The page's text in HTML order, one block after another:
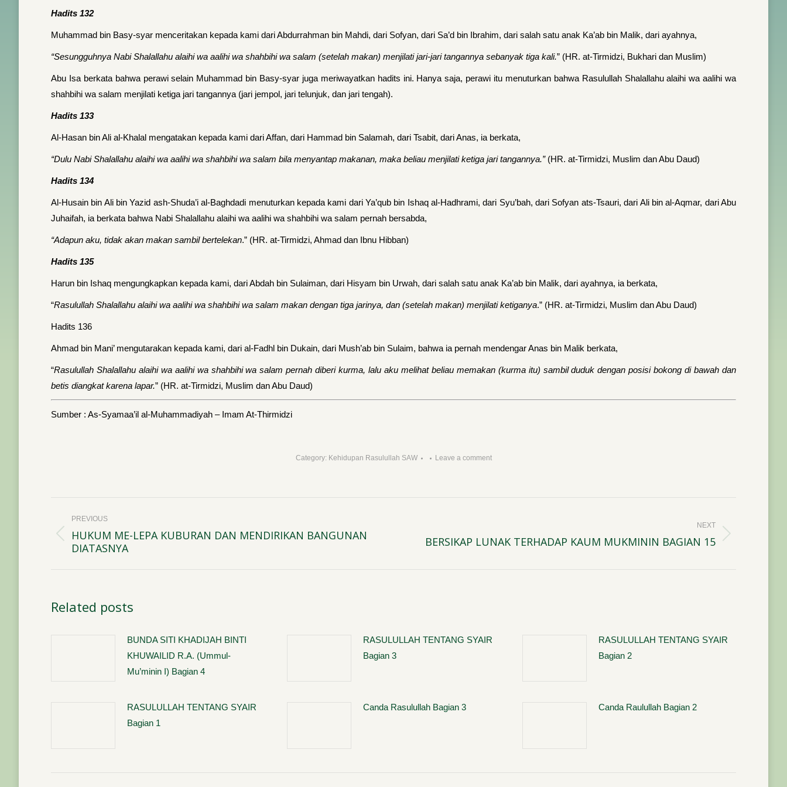
Hadits 132
Muhammad bin Basy-syar menceritakan kepada kami dari Abdurrahman bin Mahdi, dari Sofyan, dari Sa’d bin Ibrahim, dari salah satu anak Ka’ab bin Malik, dari ayahnya,
“Sesungguhnya Nabi Shalallahu alaihi wa aalihi wa shahbihi wa salam (setelah makan) menjilati jari-jari tangannya sebanyak tiga kali.” (HR. at-Tirmidzi, Bukhari dan Muslim)
Abu Isa berkata bahwa perawi selain Muhammad bin Basy-syar juga meriwayatkan hadits ini. Hanya saja, perawi itu menuturkan bahwa Rasulullah Shalallahu alaihi wa aalihi wa
shahbihi wa salam menjilati ketiga jari tangannya (jari jempol, jari telunjuk, dan jari tengah).
Hadits 133
Al-Hasan bin Ali al-Khalal mengatakan kepada kami dari Affan, dari Hammad bin Salamah, dari Tsabit, dari Anas, ia berkata,
“Dulu Nabi Shalallahu alaihi wa aalihi wa shahbihi wa salam bila menyantap makanan, maka beliau menjilati ketiga jari tangannya.”(HR. at-Tirmidzi, Muslim dan Abu Daud)
Hadits 134
Al-Husain bin Ali bin Yazid ash-Shuda’i al-Baghdadi menuturkan kepada kami dari Ya’qub bin Ishaq al-Hadhrami, dari Syu’bah, dari Sofyan ats-Tsauri, dari Ali bin al-Aqmar, dari Abu
Juhaifah, ia berkata bahwa Nabi Shalallahu alaihi wa aalihi wa shahbihi wa salam pernah bersabda,
“Adapun aku, tidak akan makan sambil bertelekan.” (HR. at-Tirmidzi, Ahmad dan Ibnu Hibban)
Hadits 135
Harun bin Ishaq mengungkapkan kepada kami, dari Abdah bin Sulaiman, dari Hisyam bin Urwah, dari salah satu anak Ka’ab bin Malik, dari ayahnya, ia berkata,
“Rasulullah Shalallahu alaihi wa aalihi wa shahbihi wa salam makan dengan tiga jarinya, dan (setelah makan) menjilati ketiganya.” (HR. at-Tirmidzi, Muslim dan Abu Daud)
Hadits 136
Ahmad bin Mani’ mengutarakan kepada kami, dari al-Fadhl bin Dukain, dari Mush’ab bin Sulaim, bahwa ia pernah mendengar Anas bin Malik berkata,
“Rasulullah Shalallahu alaihi wa aalihi wa shahbihi wa salam pernah diberi kurma, lalu aku melihat beliau memakan (kurma itu) sambil duduk dengan posisi bokong di bawah dan
betis diangkat karena lapar.” (HR. at-Tirmidzi, Muslim dan Abu Daud)
Sumber : As-Syamaa’il al-Muhammadiyah – Imam At-Thirmidzi
Category: Kehidupan Rasulullah SAW Leave a comment
Post
navigation
PREVIOUS
Previous
HUKUM ME-LEPA KUBURAN DAN MENDIRIKAN BANGUNAN
DIATASNYA
NEXT
NextBERSIKAP LUNAK TERHADAP KAUM MUKMININ BAGIAN 15
Related posts
BUNDA SITI KHADIJAH BINTI
KHUWAILID R.A. (Ummul-
Mu’minin I) Bagian 4
RASULULLAH TENTANG SYAIR
Bagian 3
RASULULLAH TENTANG SYAIR
Bagian 2
RASULULLAH TENTANG SYAIR
Bagian 1
Canda Rasulullah Bagian 3 Canda Raulullah Bagian 2